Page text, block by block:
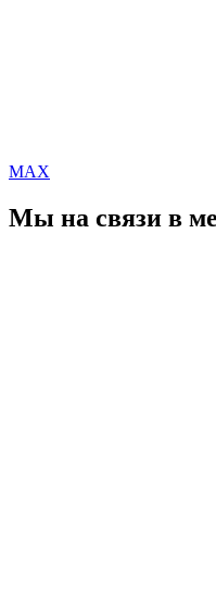
MAX
Мы на связи в